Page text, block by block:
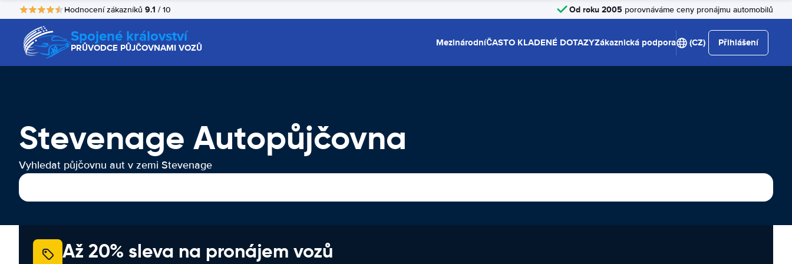
Hodnocení zákazníků 9.1 / 10 Od roku 2005 porovnáváme ceny pronájmu automobilů
Spojené království
PRŮVODCE PŮJČOVNAMI VOZŮ MezinárodníČASTO KLADENÉ DOTAZYZákaznická podpora (CZ) Přihlášení
Stevenage Autopůjčovna
Vyhledat půjčovnu aut v zemi Stevenage
Až 20% sleva na pronájem vozů